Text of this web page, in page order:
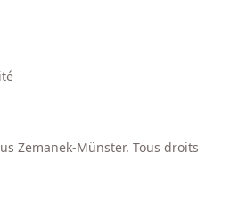
Zemanek-Münster. Tous droits